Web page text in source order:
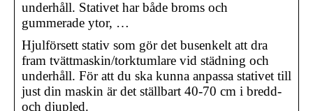
underhåll. Stativet har både broms och
gummerade ytor, …
Hjulförsett stativ som gör det busenkelt att dra
fram tvättmaskin/torktumlare vid städning och
underhåll. För att du ska kunna anpassa stativet till
just din maskin är det ställbart 40-70 cm i bredd-
och djupled.